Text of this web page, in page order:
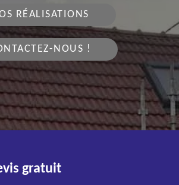
RÉALISATIONS
NOUS !
gratuit